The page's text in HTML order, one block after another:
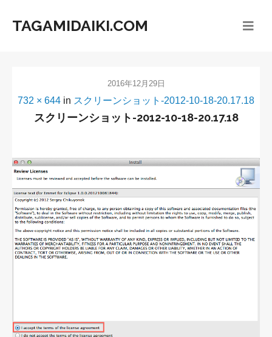
TAGAMIDAIKI.COM
2016年12月29日
732 × 644 in スクリーンショット-2012-10-18-20.17.18
スクリーンショット-2012-10-18-20.17.18